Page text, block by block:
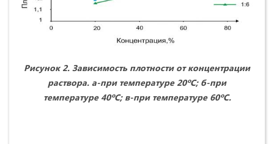
Рисунок 2. Зависимость плотности от концентрации
раствора. а-при температуре 20ºС; б-при
температуре 40ºС; в-при температуре 60ºС.